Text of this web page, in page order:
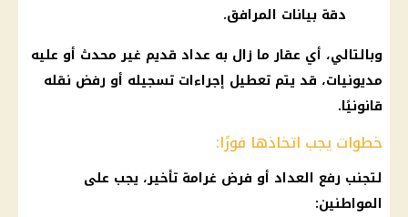
دقة بيانات المرافق.
وبالتالي، أي عقار ما زال به عداد قديم غير محدث أو عليه
مديونيات، قد يتم تعطيل إجراءات تسجيله أو رفض نقله
قانونيًا.
خطوات يجب اتخاذها فورًا:
لتجنب رفع العداد أو فرض غرامة تأخير، يجب على
المواطنين: